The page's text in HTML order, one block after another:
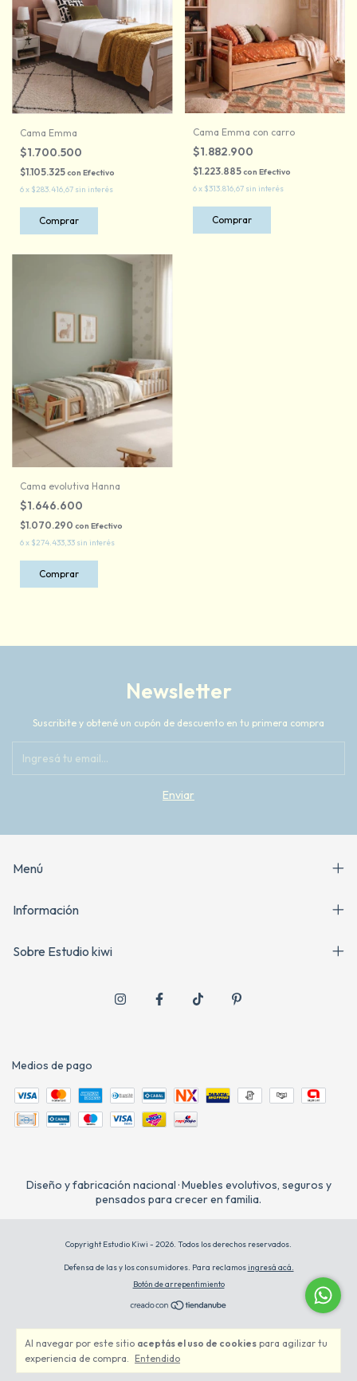
Al navegar por este sitio aceptás el uso de cookies para agilizar tu
experiencia de compra. Entendido
Cama Emma
$1.700.500
$1.105.325con Efectivo
6x $283.416,67 sin interés
Comprar
Cama Emma con carro
$1.882.900
$1.223.885con Efectivo
6x $313.816,67 sin interés
Comprar
Cama evolutiva Hanna
$1.646.600
$1.070.290 con Efectivo
6x $274.433,33 sin interés
Comprar
Newsletter
Suscribite y obtené un cupón de descuento en tu primera compra
Menú
Información
Sobre Estudio kiwi
Medios de pago
Diseño y fabricación nacional · Muebles evolutivos, seguros y
pensados para crecer en familia.
Copyright Estudio Kiwi - 2026. Todos los derechos reservados.
Defensa de las y los consumidores. Para reclamosingresá acá.
Botón de arrepentimiento